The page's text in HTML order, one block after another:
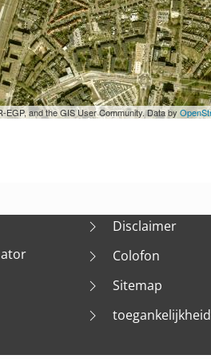
and the GIS User Community. Data by
Disclaimer
Colofon
Sitemap